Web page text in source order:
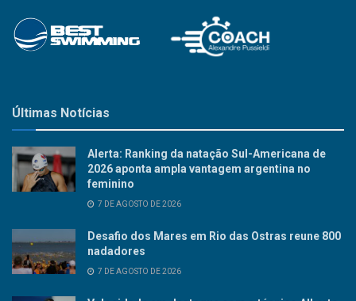
Últimas Notícias
Alerta: Ranking da natação Sul-Americana de
2026 aponta ampla vantagem argentina no
feminino
7 DE AGOSTO DE 2026
Desafio dos Mares em Rio das Ostras reune 800
nadadores
7 DE AGOSTO DE 2026